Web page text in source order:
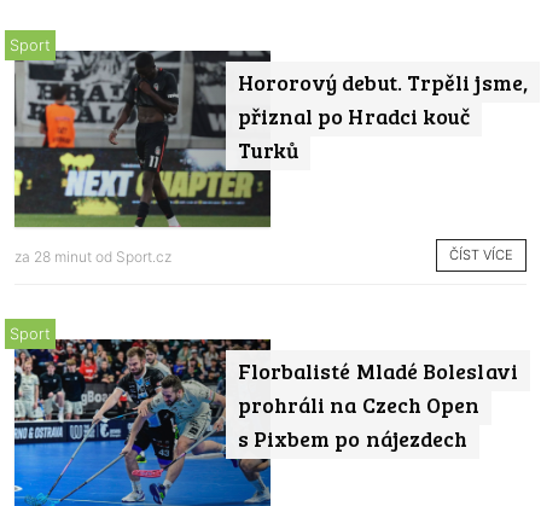
Hororový debut. Trpěli jsme,
přiznal po Hradci kouč
Turků
Sport
za 28 minut od Sport.cz ČÍST VÍCE
Florbalisté Mladé Boleslavi
prohráli na Czech Open
s Pixbem po nájezdech
Sport